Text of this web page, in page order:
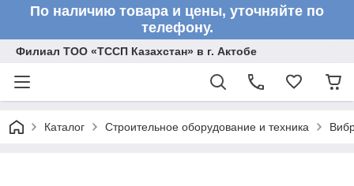
По наличию товара и цены, уточняйте по
телефону.
Филиал ТОО «ТССП Казахстан» в г. Актобе
Каталог Строительное оборудование и техника